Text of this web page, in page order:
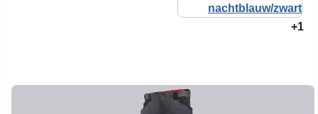
+1